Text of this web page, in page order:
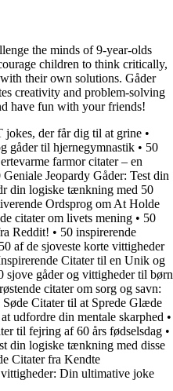
the minds of 9-year-olds
children to think critically,
their own solutions. Gåder
creativity and problem-solving
have fun with your friends!
jokes, der får dig til at grine •
gåder til hjernegymnastik • 50
farmor citater – en
Geniale Jeopardy Gåder: Test din
din logiske tænkning med 50
Ordsprog om At Holde
citater om livets mening • 50
Reddit! • 50 inspirerende
50 af de sjoveste korte vittigheder
Citater til en Unik og
sjove gåder og vittigheder til børn
citater om sorg og savn:
Citater til at Sprede Glæde
udfordre din mentale skarphed •
til fejring af 60 års fødselsdag •
din logiske tænkning med disse
Citater fra Kendte
Din ultimative joke